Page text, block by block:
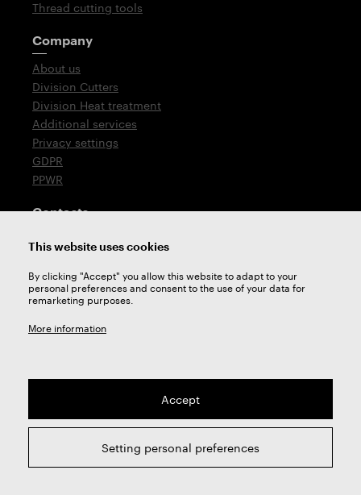
Thread cutting tools
Company
About us
Division Cutters
Division Heat treatment
Additional services
Privacy settings
GDPR
PPWR
Contacts
T: +420 576 777 510
Technical support
2026 © ZPS-FN a.s. | All right reserved
webdesign byStudio 9
This website uses cookies
By clicking "Accept" you allow this website to adapt to your
personal preferences and consent to the use of your data for
remarketing purposes.
More information
Accept
Setting personal preferences